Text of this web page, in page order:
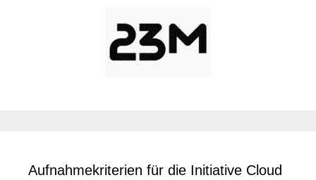
Aufnahmekriterien für die Initiative Cloud